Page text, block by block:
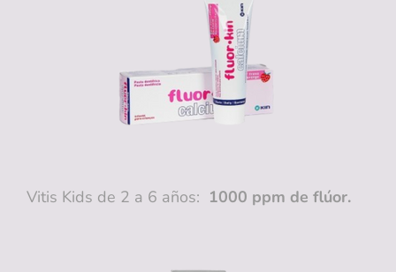
Vitis Kids de 2 a 6 años: 1000 ppm de flúor.